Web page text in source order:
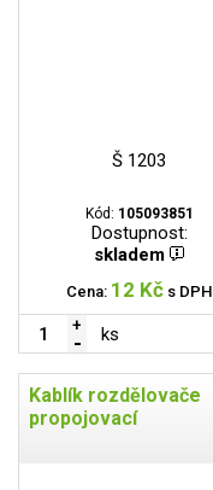
Š 1203
Kód: 105093851
Dostupnost:
skladem
Cena: 12 Kč s DPH
ks
Kablík rozdělovače
propojovací